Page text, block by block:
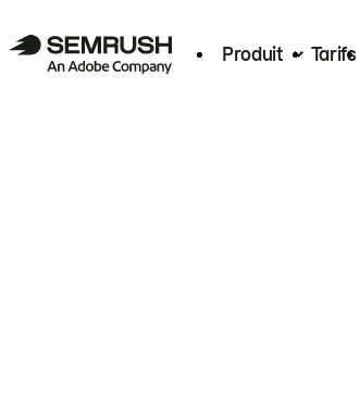
Produit Tarifs